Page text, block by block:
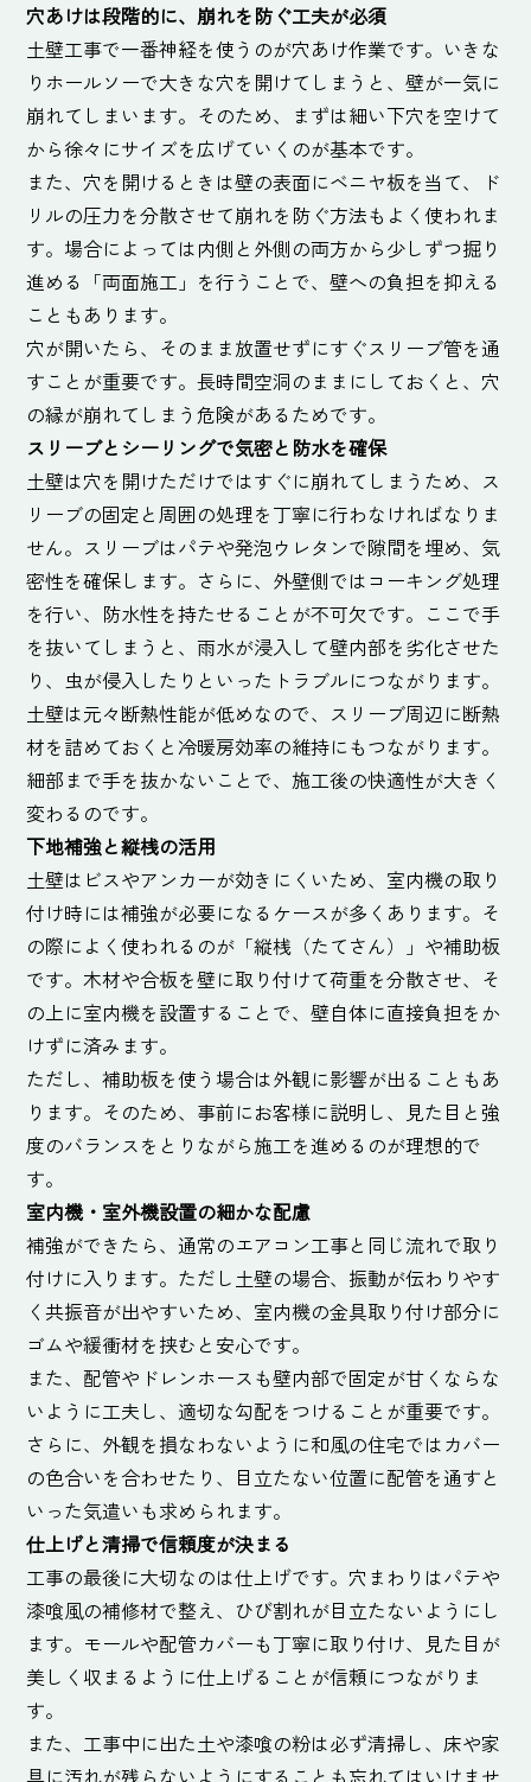
穴あけは段階的に、崩れを防ぐ工夫が必須
土壁工事で一番神経を使うのが穴あけ作業です。いきな
りホールソーで大きな穴を開けてしまうと、壁が一気に
崩れてしまいます。そのため、まずは細い下穴を空けて
から徐々にサイズを広げていくのが基本です。
また、穴を開けるときは壁の表面にベニヤ板を当て、ド
リルの圧力を分散させて崩れを防ぐ方法もよく使われま
す。場合によっては内側と外側の両方から少しずつ掘り
進める「両面施工」を行うことで、壁への負担を抑える
こともあります。
穴が開いたら、そのまま放置せずにすぐスリーブ管を通
すことが重要です。長時間空洞のままにしておくと、穴
の縁が崩れてしまう危険があるためです。
スリーブとシーリングで気密と防水を確保
土壁は穴を開けただけではすぐに崩れてしまうため、ス
リーブの固定と周囲の処理を丁寧に行わなければなりま
せん。スリーブはパテや発泡ウレタンで隙間を埋め、気
密性を確保します。さらに、外壁側ではコーキング処理
を行い、防水性を持たせることが不可欠です。ここで手
を抜いてしまうと、雨水が浸入して壁内部を劣化させた
り、虫が侵入したりといったトラブルにつながります。
土壁は元々断熱性能が低めなので、スリーブ周辺に断熱
材を詰めておくと冷暖房効率の維持にもつながります。
細部まで手を抜かないことで、施工後の快適性が大きく
変わるのです。
下地補強と縦桟の活用
土壁はビスやアンカーが効きにくいため、室内機の取り
付け時には補強が必要になるケースが多くあります。そ
の際によく使われるのが「縦桟（たてさん）」や補助板
です。木材や合板を壁に取り付けて荷重を分散させ、そ
の上に室内機を設置することで、壁自体に直接負担をか
けずに済みます。
ただし、補助板を使う場合は外観に影響が出ることもあ
ります。そのため、事前にお客様に説明し、見た目と強
度のバランスをとりながら施工を進めるのが理想的で
す。
室内機・室外機設置の細かな配慮
補強ができたら、通常のエアコン工事と同じ流れで取り
付けに入ります。ただし土壁の場合、振動が伝わりやす
く共振音が出やすいため、室内機の金具取り付け部分に
ゴムや緩衝材を挟むと安心です。
また、配管やドレンホースも壁内部で固定が甘くならな
いように工夫し、適切な勾配をつけることが重要です。
さらに、外観を損なわないように和風の住宅ではカバー
の色合いを合わせたり、目立たない位置に配管を通すと
いった気遣いも求められます。
仕上げと清掃で信頼度が決まる
工事の最後に大切なのは仕上げです。穴まわりはパテや
漆喰風の補修材で整え、ひび割れが目立たないようにし
ます。モールや配管カバーも丁寧に取り付け、見た目が
美しく収まるように仕上げることが信頼につながりま
す。
また、工事中に出た土や漆喰の粉は必ず清掃し、床や家
具に汚れが残らないようにすることも忘れてはいけませ